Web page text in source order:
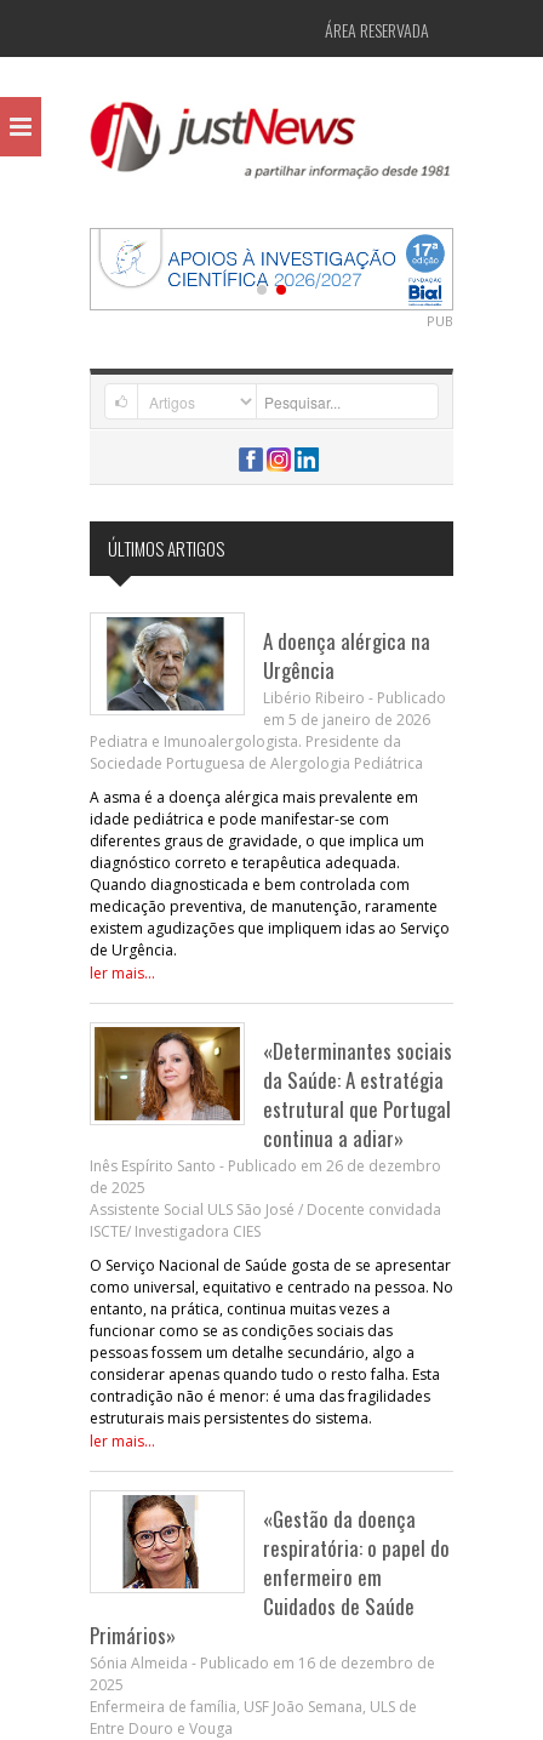
ÁREA RESERVADA
PUB
ÚLTIMOS ARTIGOS
A doença alérgica na
Urgência
Libério Ribeiro - Publicado
em 5 de janeiro de 2026
Pediatra e Imunoalergologista. Presidente da
Sociedade Portuguesa de Alergologia Pediátrica
A asma é a doença alérgica mais prevalente em
idade pediátrica e pode manifestar-se com
diferentes graus de gravidade, o que implica um
diagnóstico correto e terapêutica adequada.
Quando diagnosticada e bem controlada com
medicação preventiva, de manutenção, raramente
existem agudizações que impliquem idas ao Serviço
de Urgência.
ler mais...
«Determinantes sociais
da Saúde: A estratégia
estrutural que Portugal
continua a adiar»
Inês Espírito Santo - Publicado em 26 de dezembro
de 2025
Assistente Social ULS São José / Docente convidada
ISCTE/ Investigadora CIES
O Serviço Nacional de Saúde gosta de se apresentar
como universal, equitativo e centrado na pessoa. No
entanto, na prática, continua muitas vezes a
funcionar como se as condições sociais das
pessoas fossem um detalhe secundário, algo a
considerar apenas quando tudo o resto falha. Esta
contradição não é menor: é uma das fragilidades
estruturais mais persistentes do sistema.
ler mais...
«Gestão da doença
respiratória: o papel do
enfermeiro em
Cuidados de Saúde
Primários»
Sónia Almeida - Publicado em 16 de dezembro de
2025
Enfermeira de família, USF João Semana, ULS de
Entre Douro e Vouga